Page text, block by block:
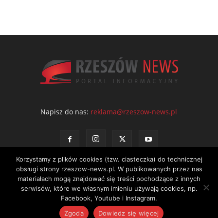
Napisz do nas: reklama@rzeszow-news.pl
Kontakt Polityka prywatności Regulamin portalu
© NEWS Sp. z o.o. - wydawca portalu Rzeszów News. Wszystkie prawa
zastrzeżone. Tel.: 601 97 55 30
Korzystamy z plików cookies (tzw. ciasteczka) do technicznej
obsługi strony rzeszow-news.pl. W publikowanych przez nas
materiałach mogą znajdować się treści pochodzące z innych
serwisów, które we własnym imieniu używają cookies, np.
Facebook, Youtube i Instagram.
Zgoda
Dowiedz się więcej